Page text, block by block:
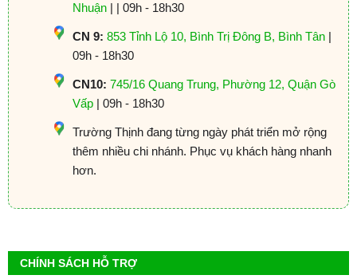
Nhuận| | 09h - 18h30
CN 9: 853 Tỉnh Lộ 10, Bình Trị Đông B, Bình Tân|
09h - 18h30
CN10: 745/16 Quang Trung, Phường 12, Quận Gò
Vấp| 09h - 18h30
Trường Thịnh đang từng ngày phát triển mở rộng
thêm nhiều chi nhánh. Phục vụ khách hàng nhanh
hơn.
CHÍNH SÁCH HỖ TRỢ